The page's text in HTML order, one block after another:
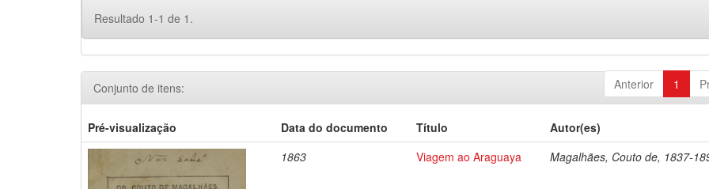
Resultado 1-1 de 1.
Anterior 1
Conjunto de itens:
Pré-visualização Data do documento Título
Autor(es)
1863
Viagem ao Araguaya Magalhães, Couto de, 1837-